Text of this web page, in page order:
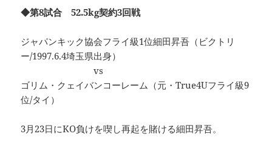
◆第8試合 52.5kg契約3回戦
ジャパンキック協会フライ級1位細田昇吾（ビクトリ
ー/1997.6.4埼玉県出身）
vs
ゴリム・クェイバンコーレーム（元・True4Uフライ級9
位/タイ）
3月23日にKO負けを喫し再起を賭ける細田昇吾。